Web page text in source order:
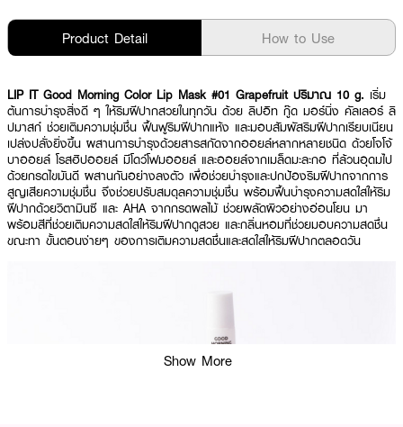
Product Detail How to Use
LIP IT Good Morning Color Lip Mask #01 Grapefruit ปริมาณ 10 g. เริ่ม
ต้นการบำรุงสิ่งดี ๆ ให้ริมฝีปากสวยในทุกวัน ด้วย ลิปอิท กู๊ด มอร์นิ่ง คัลเลอร์ ลิ
ปมาสก์ ช่วยเติมความชุ่มชื่น ฟื้นฟูริมฝีปากแห้ง และมอบสัมผัสริมฝีปากเรียบเนียน
เปล่งปลั่งยิ่งขึ้น ผสานการบำรุงด้วยสารสกัดจากออยล์หลากหลายชนิด ด้วยโจโจ้
บาออยล์ โรสฮิปออยล์ มีโดว์โฟมออยล์ และออยล์จากเมล็ดมะละกอ ที่ล้วนอุดมไป
ด้วยกรดไขมันดี ผสานกันอย่างลงตัว เพื่อช่วยบำรุงและปกป้องริมฝีปากจากการ
สูญเสียความชุ่มชื่น จึงช่วยปรับสมดุลความชุ่มชื่น พร้อมฟื้นบำรุงความสดใสให้ริม
ฝีปากด้วยวิตามินซี และ AHA จากกรดผลไม้ ช่วยผลัดผิวอย่างอ่อนโยน มา
พร้อมสีที่ช่วยเติมความสดใสให้ริมฝีปากดูสวย และกลิ่นหอมที่ช่วยมอบความสดชื่น
ขณะทา ขั้นตอนง่ายๆ ของการเติมความสดชื่นและสดใสให้ริมฝีปากตลอดวัน
Show More